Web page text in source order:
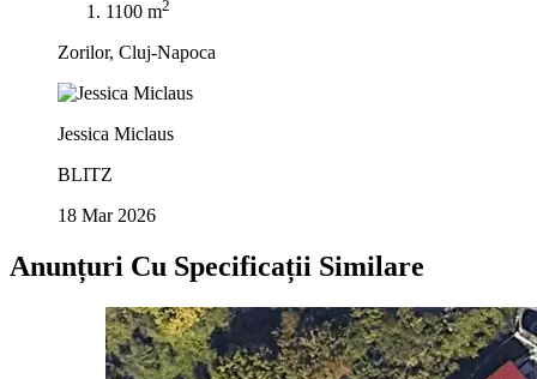
1100 m2
Zorilor, Cluj-Napoca
Jessica Miclaus
BLITZ
18 Mar 2026
Anunțuri Cu Specificații Similare